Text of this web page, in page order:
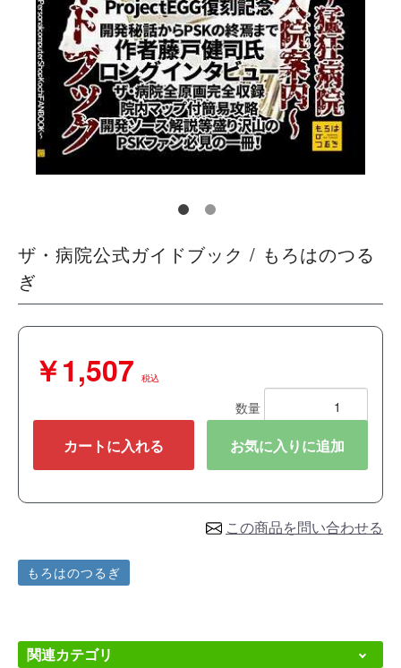
ザ・病院公式ガイドブック / もろはのつる
ぎ
￥1,507 税込
数量
カートに入れる お気に入りに追加
この商品を問い合わせる
もろはのつるぎ
関連カテゴリ